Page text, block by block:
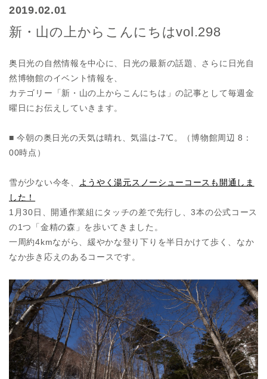
2019.02.01
新・山の上からこんにちはvol.298
奥日光の自然情報を中心に、日光の最新の話題、さらに日光自
然博物館のイベント情報を、
カテゴリー「新・山の上からこんにちは」の記事として毎週金
曜日にお伝えしていきます。
■ 今朝の奥日光の天気は晴れ、気温は-7℃。（博物館周辺 8：
00時点）
雪が少ない今冬、
ようやく湯元スノーシューコースも開通しま
した！
1月30日、開通作業組にタッチの差で先行し、3本の公式コース
の1つ「金精の森」を歩いてきました。
一周約4kmながら、緩やかな登り下りを半日かけて歩く、なか
なか歩き応えのあるコースです。